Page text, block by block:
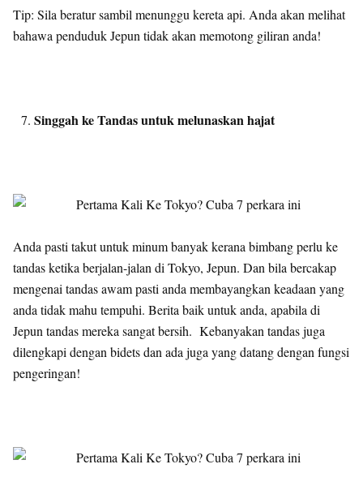
Tip: Sila beratur sambil menunggu kereta api. Anda akan melihat
bahawa penduduk Jepun tidak akan memotong giliran anda!
Singgah ke Tandas untuk melunaskan hajat
Anda pasti takut untuk minum banyak kerana bimbang perlu ke
tandas ketika berjalan-jalan di Tokyo, Jepun. Dan bila bercakap
mengenai tandas awam pasti anda membayangkan keadaan yang
anda tidak mahu tempuhi. Berita baik untuk anda, apabila di
Jepun tandas mereka sangat bersih. Kebanyakan tandas juga
dilengkapi dengan bidets dan ada juga yang datang dengan fungsi
pengeringan!